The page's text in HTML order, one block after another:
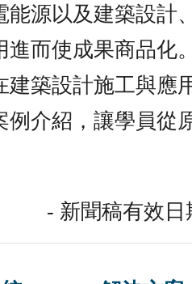
能源以及建築設計
進而使成果商品化
建築設計施工與應
例介紹，讓學員從
- 新聞稿有效日